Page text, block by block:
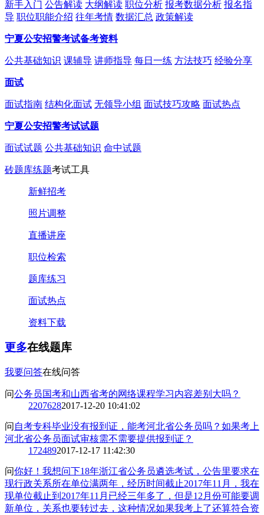
新手入门 公告解读 大纲解读 职位分析 报考数据分析 报名指
导 职位职能介绍 往年考情 数据汇总 政策解读
宁夏公安招警考试备考资料
公共基础知识 课辅导 讲师指导 每日一练 方法技巧 经验分享
面试
面试指南 结构化面试 无领导小组 面试技巧攻略 面试热点
宁夏公安招警考试试题
面试试题 公共基础知识 命中试题
砖题库练题考试工具
新鲜招考
照片调整
直播讲座
职位检索
题库练习
面试热点
资料下载
更多在线题库
我要问答在线问答
问公务员国考和山西省考的网络课程学习内容差别大吗？
22076282017-12-20 10:41:02
问 自考专科毕业没有报到证，能考河北省公务员吗？如果考上
河北省公务员面试审核需不需要提供报到证？
1 724892017-12-17 11:42:30
问你好！我想问下18年浙江省公务员遴选考试，公告里要求在
现行政关系所在单位满两年，经历时间截止2017年11月，我在
现单位截止到2017年11月已经三年多了，但是12月份可能要调
新单位，关系也要转过去，这种情况如果我考上了还算符合资